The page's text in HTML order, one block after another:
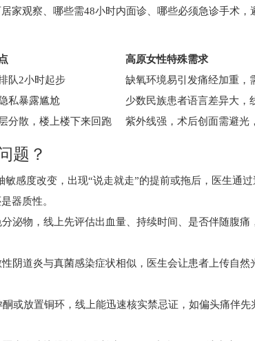
家观察、哪些需48小时内面诊、哪些必须急诊手术，
高原女性特殊需求
队2小时起步
缺氧环境易引发痛经加重，
私暴露尴尬
少数民族患者语言差异大，
分散，楼上楼下来回跑 紫外线强，术后创面需避光
题？
感度改变，出现“说走就走”的提前或拖后，医生通
器质性。
泌物，线上先评估出血量、持续时间、是否伴随腹痛
阴道炎与真菌感染症状相似，医生会让患者上传自然
或放置铜环，线上能迅速核实禁忌证，如偏头痛伴